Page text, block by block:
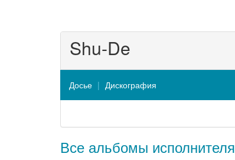
Shu-De
Досье Дискография
Все альбомы исполнителя